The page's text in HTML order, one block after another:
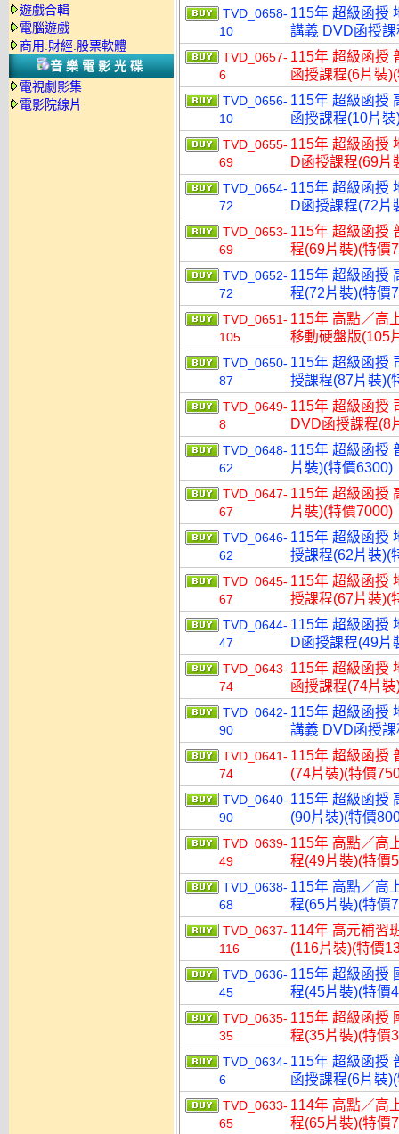
遊戲合輯
電腦遊戲
商用.財經.股票軟體
音樂電影光碟
電視劇影集
電影院線片
TVD_0658-
10
115年 超級函授
講義 DVD函授
TVD_0657-
6
115年 超級函授
函授課程(6片裝
TVD_0656-
10
115年 超級函授
函授課程(10片
TVD_0655-
69
115年 超級函授
D函授課程(69片
TVD_0654-
72
115年 超級函授
D函授課程(72片
TVD_0653-
69
115年 超級函授
程(69片裝)(特價
TVD_0652-
72
115年 超級函授
程(72片裝)(特價
TVD_0651-
105
115年 高點／高
移動硬盤版(105
TVD_0650-
87
115年 超級函授
授課程(87片裝)(
TVD_0649-
8
115年 超級函授
DVD函授課程(8
TVD_0648-
62
115年 超級函授
片裝)(特價6300)
TVD_0647-
67
115年 超級函授
片裝)(特價7000)
TVD_0646-
62
115年 超級函授
授課程(62片裝)(
TVD_0645-
67
115年 超級函授
授課程(67片裝)(
TVD_0644-
47
115年 超級函授
D函授課程(49片
TVD_0643-
74
115年 超級函授
函授課程(74片
TVD_0642-
90
115年 超級函授
講義 DVD函授
TVD_0641-
74
115年 超級函授
(74片裝)(特價
TVD_0640-
90
115年 超級函授
(90片裝)(特價
TVD_0639-
49
115年 高點／高
程(49片裝)(特價
TVD_0638-
68
115年 高點／高
程(65片裝)(特價
TVD_0637-
116
114年 高元補習
(116片裝)(特價
TVD_0636-
45
115年 超級函授
程(45片裝)(特價
TVD_0635-
35
115年 超級函授
程(35片裝)(特價
TVD_0634-
6
115年 超級函授
函授課程(6片裝
TVD_0633-
65
114年 高點／高
程(65片裝)(特價